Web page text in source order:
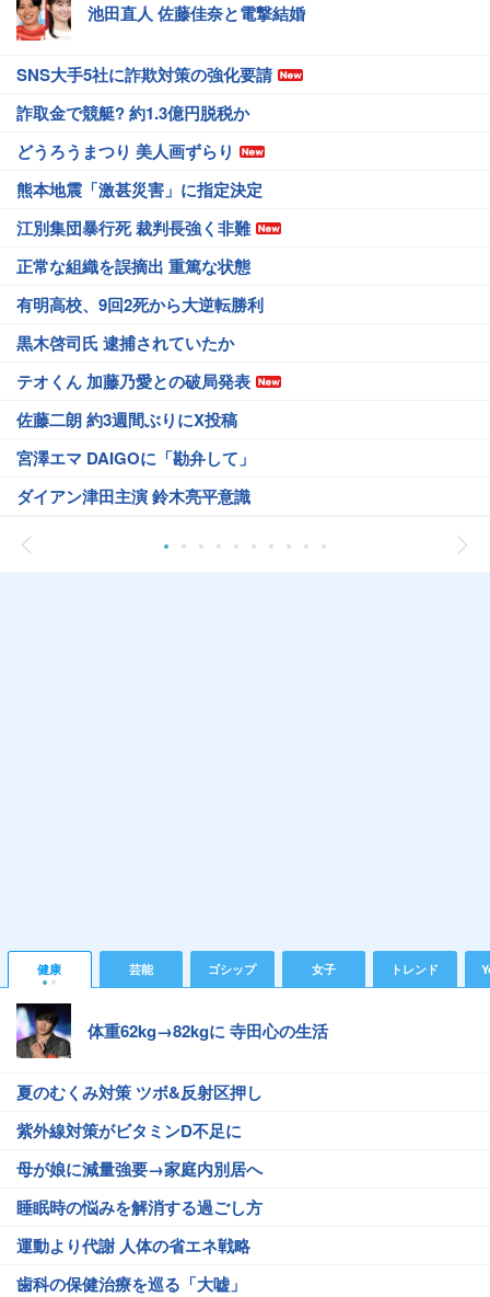
池田直人 佐藤佳奈と電撃結婚
SNS大手5社に詐欺対策の強化要請
詐取金で競艇? 約1.3億円脱税か
どうろうまつり 美人画ずらり
熊本地震「激甚災害」に指定決定
江別集団暴行死 裁判長強く非難
正常な組織を誤摘出 重篤な状態
有明高校、9回2死から大逆転勝利
黒木啓司氏 逮捕されていたか
テオくん 加藤乃愛との破局発表
佐藤二朗 約3週間ぶりにX投稿
宮澤エマ DAIGOに「勘弁して」
ダイアン津田主演 鈴木亮平意識
健康 芸能 ゴシップ 女子 トレンド
体重62kg→82kgに 寺田心の生活
夏のむくみ対策 ツボ&反射区押し
紫外線対策がビタミンD不足に
母が娘に減量強要→家庭内別居へ
睡眠時の悩みを解消する過ごし方
運動より代謝 人体の省エネ戦略
歯科の保健治療を巡る「大嘘」